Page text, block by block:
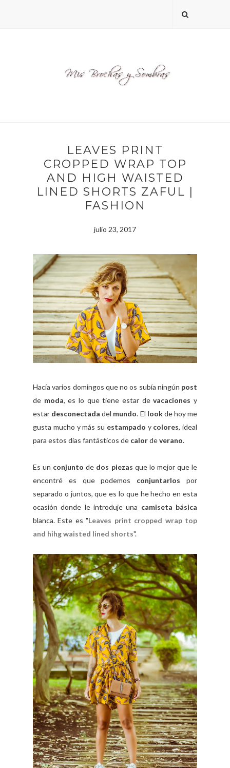
LEAVES PRINT
CROPPED WRAP TOP
AND HIGH WAISTED
LINED SHORTS ZAFUL |
FASHION
julio 23, 2017
Hacía varios domingos que no os subía ningún post
de moda, es lo que tiene estar devacaciones y
estar desconectada del mundo. El lookde hoy me
gusta mucho y más su estampado y colores, ideal
para estos días fantásticos de calordeverano.
Es un conjunto de dos piezas que lo mejor que le
encontré es que podemos conjuntarlos por
separado o juntos, que es lo que he hecho en esta
ocasión donde le introduje una camiseta básica
blanca. Este es "Leaves print cropped wrap top
and hihg waisted lined shorts".